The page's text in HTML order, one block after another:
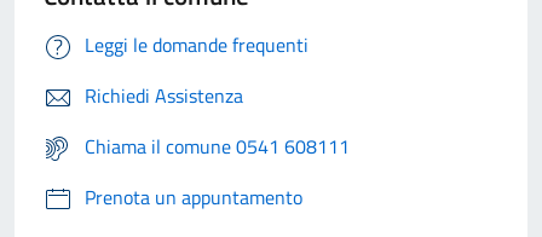
Leggi le domande frequenti
Richiedi Assistenza
Chiama il comune 0541 608111
Prenota un appuntamento